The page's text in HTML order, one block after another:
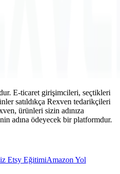
E-ticaret girişimcileri, seçtikleri
satıldıkça Rexven tedarikçileri
ürünleri sizin adınıza
adına ödeyecek bir platformdur.
Etsy EğitimiAmazon Yol